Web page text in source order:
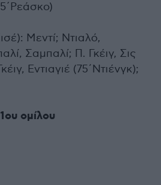
Μεντί; Ντιαλό,
Σαμπαλί; Π. Γκέιγ, Σις
Εντιαγιέ (75΄Ντιένγκ);
ομίλου